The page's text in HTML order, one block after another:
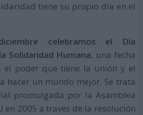
tiene su propio día en el
celebramos el Día
Solidaridad Humana, una fecha
el poder que tiene la unión y el
hacer un mundo mejor. Se trata
promulgada por la Asamblea
en 2005 a través de la resolución